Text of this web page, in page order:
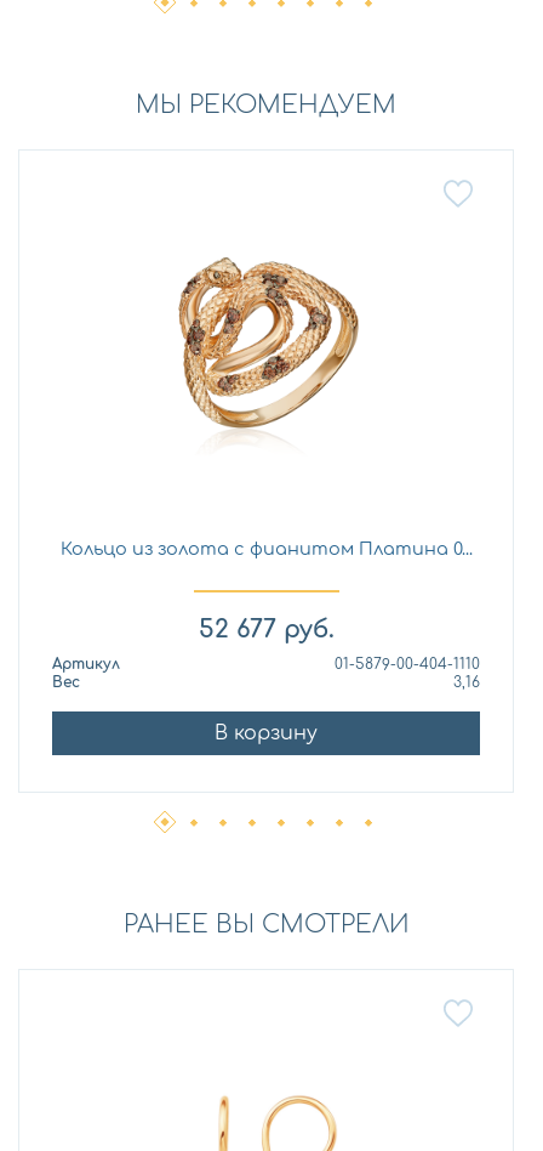
МЫ РЕКОМЕНДУЕМ
Кольцо из золота с фианитом Платина 0...
52 677 руб.
Артикул
01-5879-00-404-1110
Вес
3,16
В корзину
РАНЕЕ ВЫ СМОТРЕЛИ